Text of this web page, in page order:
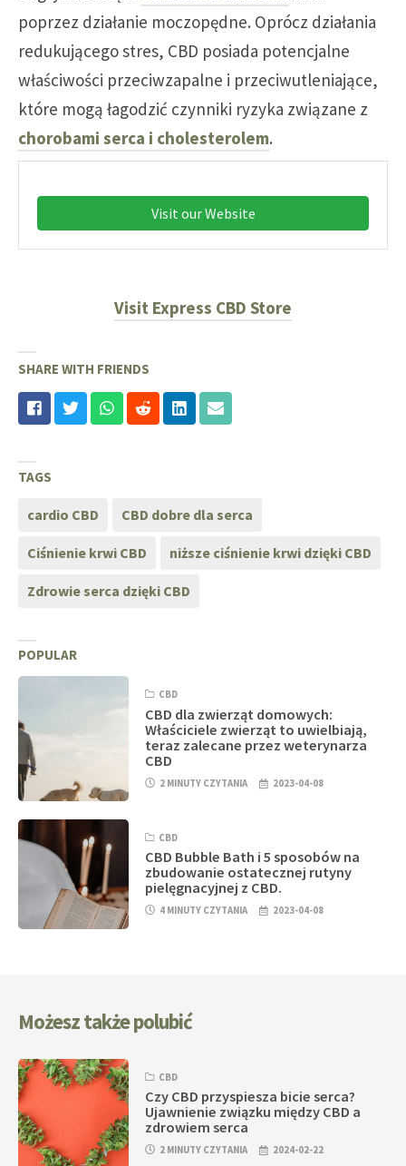
poprzez działanie moczopędne. Oprócz działania
redukującego stres, CBD posiada potencjalne
właściwości przeciwzapalne i przeciwutleniające,
które mogą łagodzić czynniki ryzyka związane z
chorobami serca i cholesterolem.
Visit our Website
Visit Express CBD Store
SHARE WITH FRIENDS
TAGS
cardio CBD CBD dobre dla serca
Ciśnienie krwi CBD niższe ciśnienie krwi dzięki CBD
Zdrowie serca dzięki CBD
POPULAR
CBD
CBD dla zwierząt domowych:
Właściciele zwierząt to uwielbiają,
teraz zalecane przez weterynarza
CBD
2 MINUTY CZYTANIA 2023-04-08
CBD
CBD Bubble Bath i 5 sposobów na
zbudowanie ostatecznej rutyny
pielęgnacyjnej z CBD.
4 MINUTY CZYTANIA 2023-04-08
Możesz także polubić
CBD
Czy CBD przyspiesza bicie serca?
Ujawnienie związku między CBD a
zdrowiem serca
2 MINUTY CZYTANIA 2024-02-22